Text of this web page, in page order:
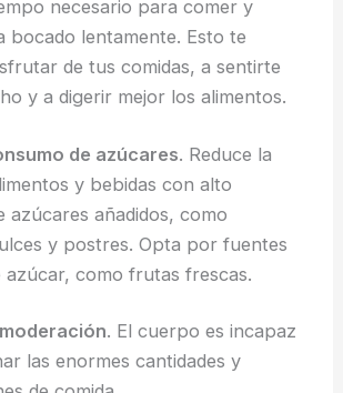
necesario para comer y
bocado lentamente. Esto te
de tus comidas, a sentirte
y a digerir mejor los alimentos.
de azúcares. Reduce la
y bebidas con alto
azúcares añadidos, como
y postres. Opta por fuentes
azúcar, como frutas frescas.
. El cuerpo es incapaz
las enormes cantidades y